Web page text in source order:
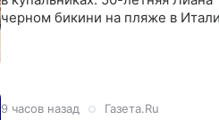
черном бикини на пляже в
9 часов назад Газета.Ru